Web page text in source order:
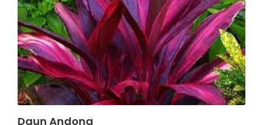
Daun Andong